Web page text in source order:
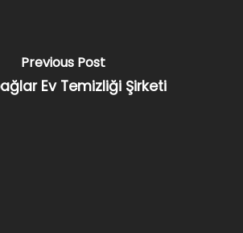
Previous Post
Ev Temizliği Şirketi